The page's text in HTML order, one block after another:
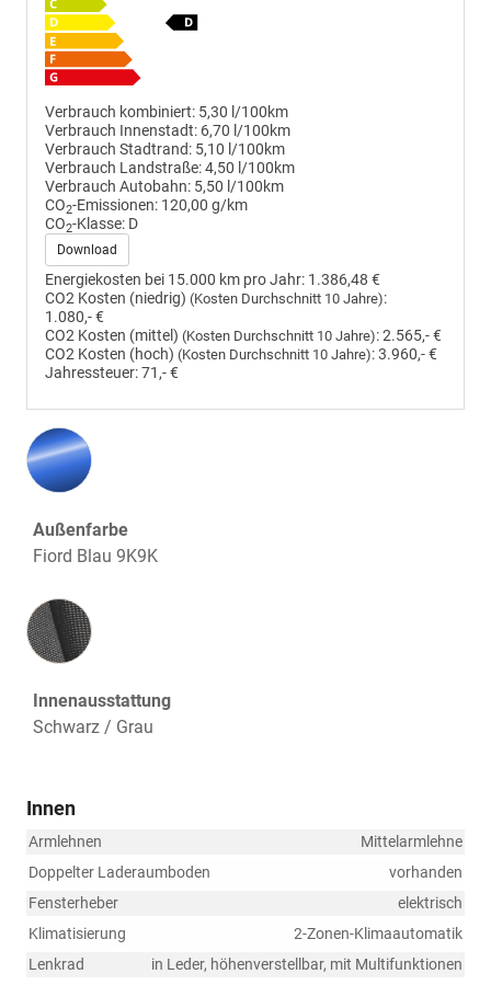
Verbrauch kombiniert: 5,30 l/100km
Verbrauch Innenstadt: 6,70 l/100km
Verbrauch Stadtrand: 5,10 l/100km
Verbrauch Landstraße:4,50 l/100km
Verbrauch Autobahn: 5,50 l/100km
CO2-Emissionen: 120,00 g/km
CO2-Klasse: D
Download
Energiekosten bei 15.000 km pro Jahr: 1.386,48 €
CO2 Kosten (niedrig) (Kosten Durchschnitt 10 Jahre):
1.080,- €
CO2 Kosten (mittel) (Kosten Durchschnitt 10 Jahre):2.565,- €
CO2 Kosten (hoch) (Kosten Durchschnitt 10 Jahre):3.960,- €
Jahressteuer:71,- €
Außenfarbe
Fiord Blau 9K9K
Innenausstattung
Innenausstattung
Schwarz / Grau
Innen
Armlehnen
Mittelarmlehne
Doppelter Laderaumboden
vorhanden
Fensterheber
elektrisch
Klimatisierung
2-Zonen-Klimaautomatik
Lenkrad
in Leder, höhenverstellbar, mit Multifunktionen